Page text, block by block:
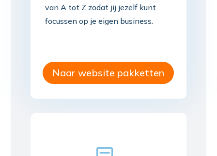
van A tot Z zodat jij jezelf kunt
focussen op je eigen business.
Naar website pakketten